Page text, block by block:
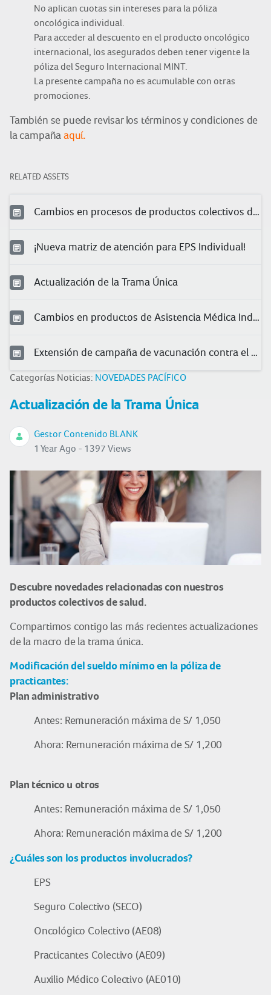
No aplican cuotas sin intereses para la póliza
oncológica individual.
Para acceder al descuento en el producto oncológico
internacional, los asegurados deben tener vigente la
póliza del Seguro Internacional MINT.
La presente campaña no es acumulable con otras
promociones.
También se puede revisar los términos y condiciones de
la campañaaquí.
RELATED ASSETS
Cambios en procesos de productos colectivos de salud
¡Nueva matriz de atención para EPS Individual!
Actualización de la Trama Única
Cambios en productos de Asistencia Médica Individual 2025
Extensión de campaña de vacunación contra el herpes zóster
Categorías Noticias: NOVEDADES PACÍFICO
Actualización de la Trama Única
Gestor Contenido BLANK
1 Year Ago - 1397 Views
Descubre novedades relacionadas con nuestros
productos colectivos de salud.
Compartimos contigo las más recientes actualizaciones
de la macro de la trama única.
Modificación del sueldo mínimo en la póliza de
practicantes:
Plan administrativo
Antes: Remuneración máxima de S/ 1,050
Ahora: Remuneración máxima de S/ 1,200
Plan técnico u otros
Antes: Remuneración máxima de S/ 1,050
Ahora: Remuneración máxima de S/ 1,200
¿Cuáles son los productos involucrados?
EPS
Seguro Colectivo (SECO)
Oncológico Colectivo (AE08)
Practicantes Colectivo (AE09)
Auxilio Médico Colectivo (AE010)